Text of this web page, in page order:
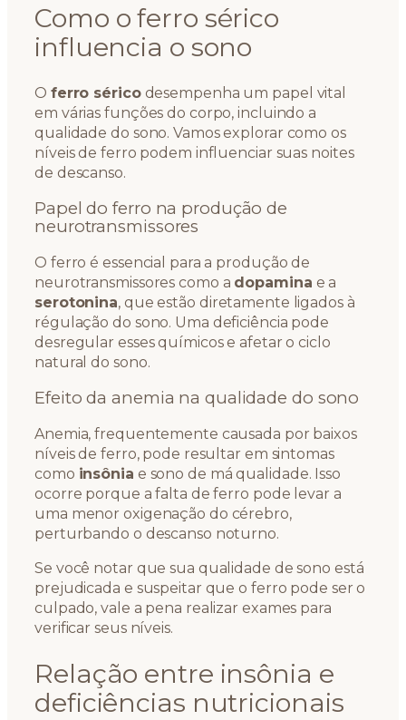
Como o ferro sérico
influencia o sono
O ferro séricodesempenha um papel vital
em várias funções do corpo, incluindo a
qualidade do sono. Vamos explorar como os
níveis de ferro podem influenciar suas noites
de descanso.
Papel do ferro na produção de
neurotransmissores
O ferro é essencial para a produção de
neurotransmissores como a dopamina e a
serotonina, que estão diretamente ligados à
régulação do sono. Uma deficiência pode
desregular esses químicos e afetar o ciclo
natural do sono.
Efeito da anemia na qualidade do sono
Anemia, frequentemente causada por baixos
níveis de ferro, pode resultar em sintomas
como insônia e sono de má qualidade. Isso
ocorre porque a falta de ferro pode levar a
uma menor oxigenação do cérebro,
perturbando o descanso noturno.
Se você notar que sua qualidade de sono está
prejudicada e suspeitar que o ferro pode ser o
culpado, vale a pena realizar exames para
verificar seus níveis.
Relação entre insônia e
deficiências nutricionais